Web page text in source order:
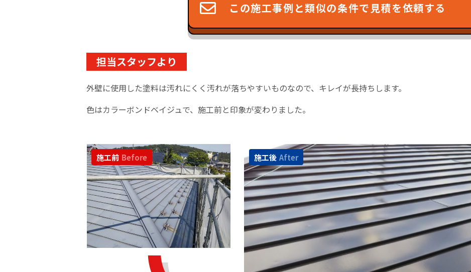
この施工事例と類似の条件で見積を依頼する
担当スタッフより
外壁に使用した塗料は汚れにくく汚れが落ちやすいものなので、キレイが長持ちします。
色はカラーボンドベイジュで、施工前と印象が変わりました。
施工前 Before 施工後 After